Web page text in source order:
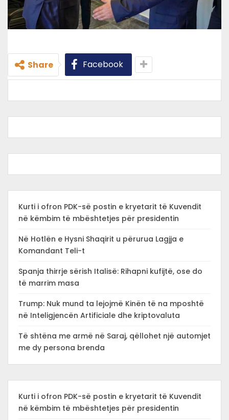
Share Facebook
Kurti i ofron PDK-së postin e kryetarit të Kuvendit
në këmbim të mbështetjes për presidentin
Në Hotlën e Hysni Shaqirit u përurua Lagjja e
Komandant Teli-t
Spanja thirrje sërish Italisë: Rihapni kufijtë, ose do
të marrim masa
Trump: Nuk mund ta lejojmë Kinën të na mposhtë
në Inteligjencën Artificiale dhe kriptovaluta
Të shtëna me armë në Saraj, qëllohet një automjet
me dy persona brenda
Kurti i ofron PDK-së postin e kryetarit të Kuvendit
në këmbim të mbështetjes për presidentin